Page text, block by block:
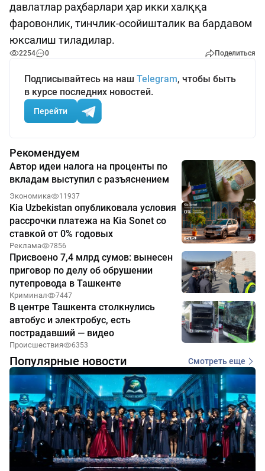
давлатлар раҳбарлари ҳар икки халққа
фаровонлик, тинчлик-осойишталик ва бардавом
юксалиш тиладилар.
2254 0 Поделиться
Подписывайтесь на наш Telegram, чтобы быть
в курсе последних новостей.
Перейти
Рекомендуем
Автор идеи налога на проценты по
вкладам выступил с разъяснением
Экономика 11937
Kia Uzbekistan опубликовала условия
рассрочки платежа на Kia Sonet со
ставкой от 0% годовых
Реклама 7856
Присвоено 7,4 млрд сумов: вынесен
приговор по делу об обрушении
путепровода в Ташкенте
Криминал 7447
В центре Ташкента столкнулись
автобус и электробус, есть
пострадавший — видео
Происшествия 6353
Популярные новости Смотреть еще